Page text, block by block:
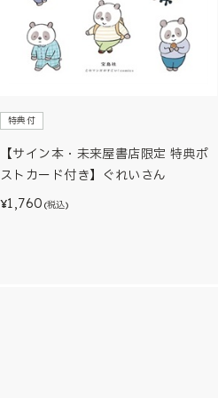
特典付
【サイン本・未来屋書店限定 特典ポ
ストカード付き】ぐれいさん
¥1,760 (税込)